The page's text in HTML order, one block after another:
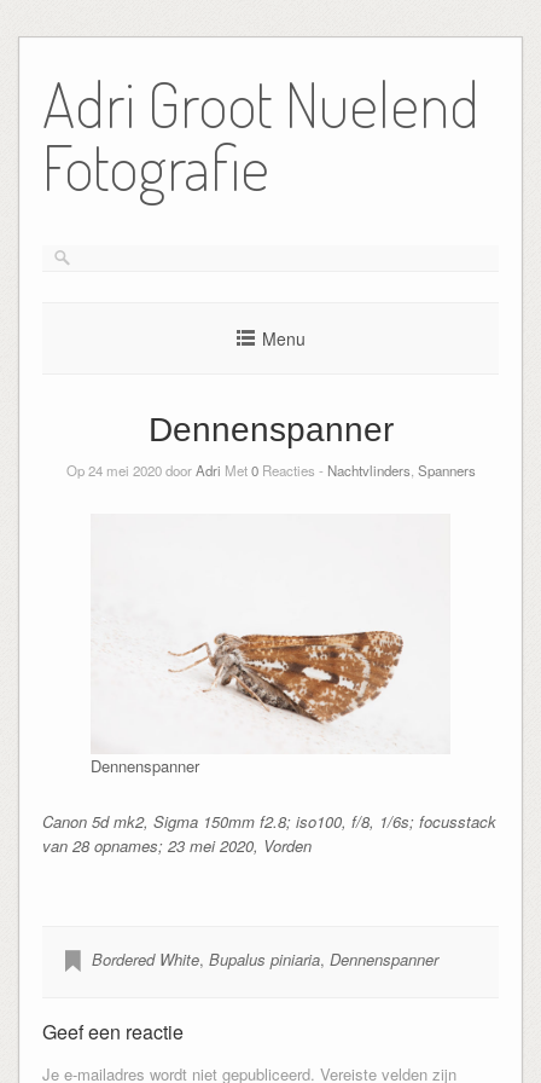
de
inhoud
Adri Groot Nuelend
Fotografie
Menu
Dennenspanner
Op 24 mei 2020 doorAdri Met0Reacties - Nachtvlinders Spanners
Dennenspanner
Canon 5d mk2, Sigma 150mm f2.8; iso100, f/8, 1/6s; focusstack
van 28 opnames; 23 mei 2020, Vorden
Bordered White, Bupalus piniaria, Dennenspanner
Geef een reactie
Je e-mailadres wordt niet gepubliceerd. Vereiste velden zijn